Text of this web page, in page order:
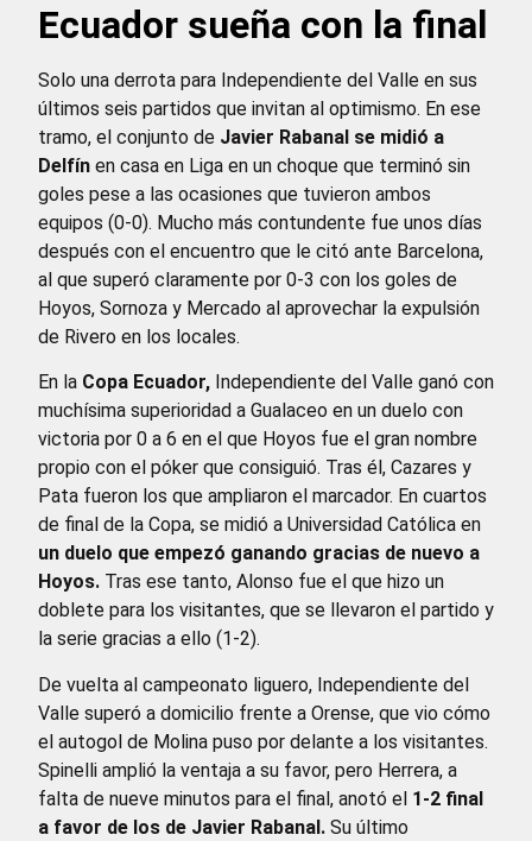
Ecuador sueña con la final
Solo una derrota para Independiente del Valle en sus
últimos seis partidos que invitan al optimismo. En ese
tramo, el conjunto de Javier Rabanal se midió a
Delfín en casa en Liga en un choque que terminó sin
goles pese a las ocasiones que tuvieron ambos
equipos (0-0). Mucho más contundente fue unos días
después con el encuentro que le citó ante Barcelona,
al que superó claramente por 0-3 con los goles de
Hoyos, Sornoza y Mercado al aprovechar la expulsión
de Rivero en los locales.
En la Copa Ecuador, Independiente del Valle ganó con
muchísima superioridad a Gualaceo en un duelo con
victoria por 0 a 6 en el que Hoyos fue el gran nombre
propio con el póker que consiguió. Tras él, Cazares y
Pata fueron los que ampliaron el marcador. En cuartos
de final de la Copa, se midió a Universidad Católica en
un duelo que empezó ganando gracias de nuevo a
Hoyos. Tras ese tanto, Alonso fue el que hizo un
doblete para los visitantes, que se llevaron el partido y
la serie gracias a ello (1-2).
De vuelta al campeonato liguero, Independiente del
Valle superó a domicilio frente a Orense, que vio cómo
el autogol de Molina puso por delante a los visitantes.
Spinelli amplió la ventaja a su favor, pero Herrera, a
falta de nueve minutos para el final, anotó el 1-2 final
a favor de los de Javier Rabanal. Su último